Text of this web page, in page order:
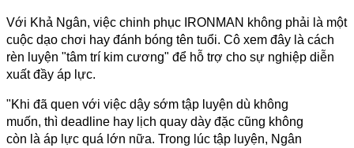
Với Khả Ngân, việc chinh phục IRONMAN không phải là một
cuộc dạo chơi hay đánh bóng tên tuổi. Cô xem đây là cách
rèn luyện "tâm trí kim cương" để hỗ trợ cho sự nghiệp diễn
xuất đầy áp lực.
"Khi đã quen với việc dậy sớm tập luyện dù không
muốn, thì deadline hay lịch quay dày đặc cũng không
còn là áp lực quá lớn nữa. Trong lúc tập luyện, Ngân